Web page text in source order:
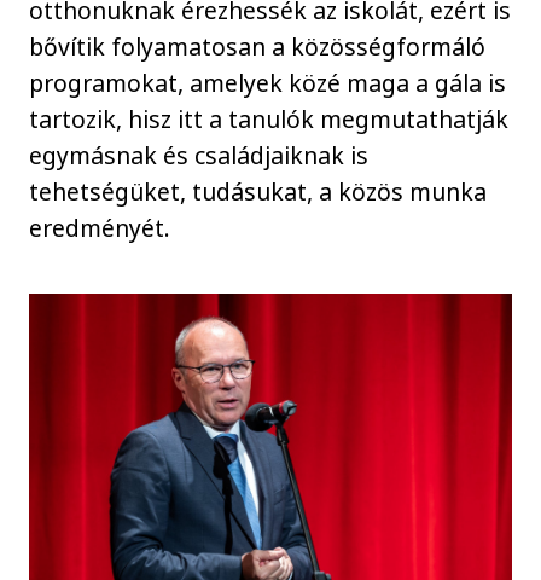
otthonuknak érezhessék az iskolát, ezért is
bővítik folyamatosan a közösségformáló
programokat, amelyek közé maga a gála is
tartozik, hisz itt a tanulók megmutathatják
egymásnak és családjaiknak is
tehetségüket, tudásukat, a közös munka
eredményét.